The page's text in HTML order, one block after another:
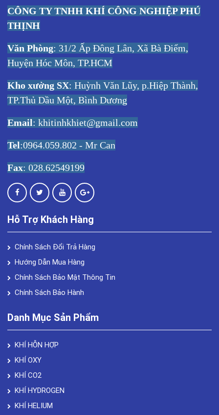
CÔNG TY TNHH KHÍ CÔNG NGHIỆP PHÚ
THỊNH
Văn Phòng: 31/2 Ấp Đông Lân, Xã Bà Điểm,
Huyện Hóc Môn, TP.HCM
Kho xưởng SX: Huỳnh Văn Lũy, p.Hiệp Thành,
TP.Thủ Dầu Một, Bình Dương
Email: khitinhkhiet@gmail.com
Tel:0964.059.802 - Mr Can
Fax: 028.62549199
Hỗ Trợ Khách Hàng
Chính Sách Đổi Trả Hàng
Hướng Dẫn Mua Hàng
Chính Sách Bảo Mật Thông Tin
Chính Sách Bảo Hành
Danh Mục Sản Phẩm
KHÍ HỖN HỢP
KHÍ OXY
KHÍ CO2
KHÍ HYDROGEN
KHÍ HELIUM